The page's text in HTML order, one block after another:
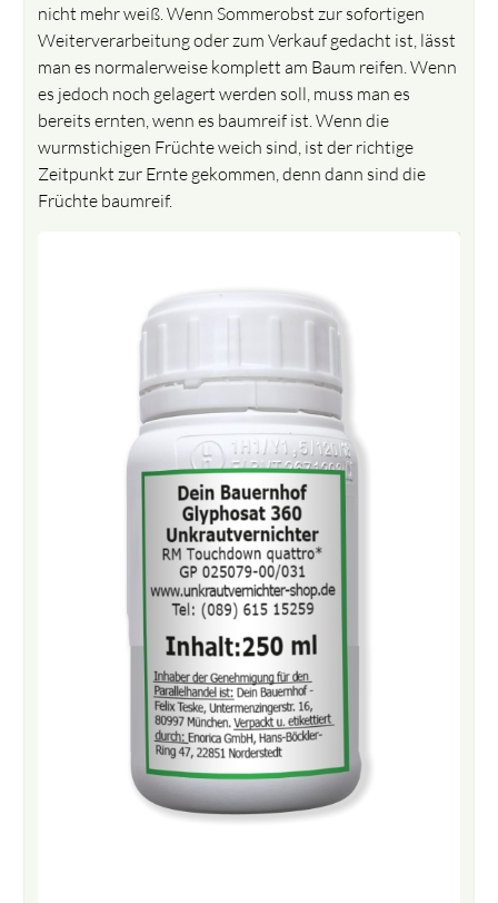
nicht mehr weiß. Wenn Sommerobst zur sofortigen
Weiterverarbeitung oder zum Verkauf gedacht ist, lässt
man es normalerweise komplett am Baum reifen. Wenn
es jedoch noch gelagert werden soll, muss man es
bereits ernten, wenn es baumreif ist. Wenn die
wurmstichigen Früchte weich sind, ist der richtige
Zeitpunkt zur Ernte gekommen, denn dann sind die
Früchte baumreif.